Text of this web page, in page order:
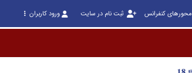
محورهای کنفرانس ثبت نام در سایت ورود کاربران